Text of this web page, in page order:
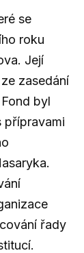
se
roku
Její
zasedání
byl
přípravami
řady